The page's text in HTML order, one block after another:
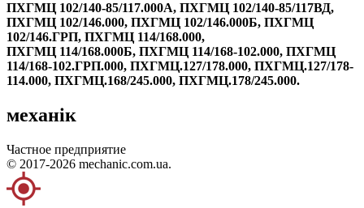
ПХГМЦ 102/140-85/117.000А, ПХГМЦ 102/140-85/117ВД,
ПХГМЦ 102/146.000, ПХГМЦ 102/146.000Б, ПХГМЦ
102/146.ГРП, ПХГМЦ 114/168.000,
ПХГМЦ 114/168.000Б, ПХГМЦ 114/168-102.000, ПХГМЦ
114/168-102.ГРП.000, ПХГМЦ.127/178.000, ПХГМЦ.127/178-
114.000, ПХГМЦ.168/245.000, ПХГМЦ.178/245.000.
механік
Частное предприятие
© 2017-2026 mechanic.com.ua.